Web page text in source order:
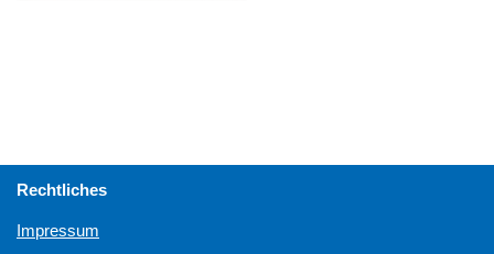
Rechtliches
Impressum